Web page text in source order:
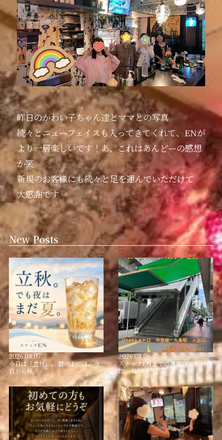
.
昨日のかわい子ちゃん達とママとの写真
続々とニューフェイスも入ってきてくれて、ENが
より一層楽しいです！あ、これはあんどーの感想
か笑
新規のお客様にも続々と足を運んでいただけて
大感謝です
New Posts
2026.08.07
今日は「立秋」。 暦の上では、今
日から秋…
2026.08.06
スナックENまでの道案内です 今回
は、 OSA…